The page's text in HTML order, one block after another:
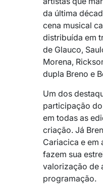
da última
cena musical
distribuída em
de Glauco,
Morena,
dupla Breno e
Um dos
participação
em todas as
criação. Já
Cariacica e em
fazem sua
valorização de
programação.